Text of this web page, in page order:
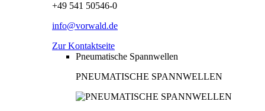
+49 541 50546-0
info@vorwald.de
Zur Kontaktseite
Pneumatische Spannwellen
PNEUMATISCHE SPANNWELLEN